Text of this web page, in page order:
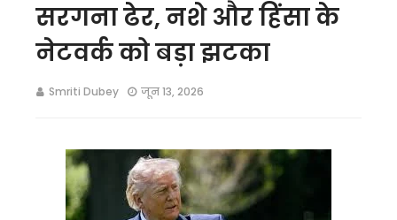
सरगना ढेर, नशे और हिंसा के
नेटवर्क को बड़ा झटका
Smriti Dubey जून 13, 2026